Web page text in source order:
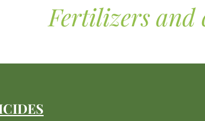
Fertilizers and